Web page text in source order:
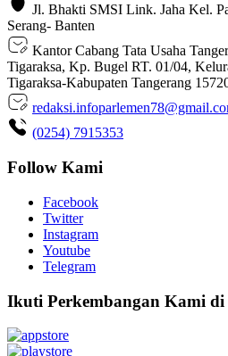
Jl. Bhakti SMSI Link. Jaha Kel.
Serang- Banten
Kantor Cabang Tata Usaha
Tigaraksa, Kp. Bugel RT. 01/04,
Tigaraksa-Kabupaten Tangerang
(0254) 7915353
Follow Kami
Facebook
Twitter
Instagram
Youtube
Telegram
Ikuti Perkembangan Kami di